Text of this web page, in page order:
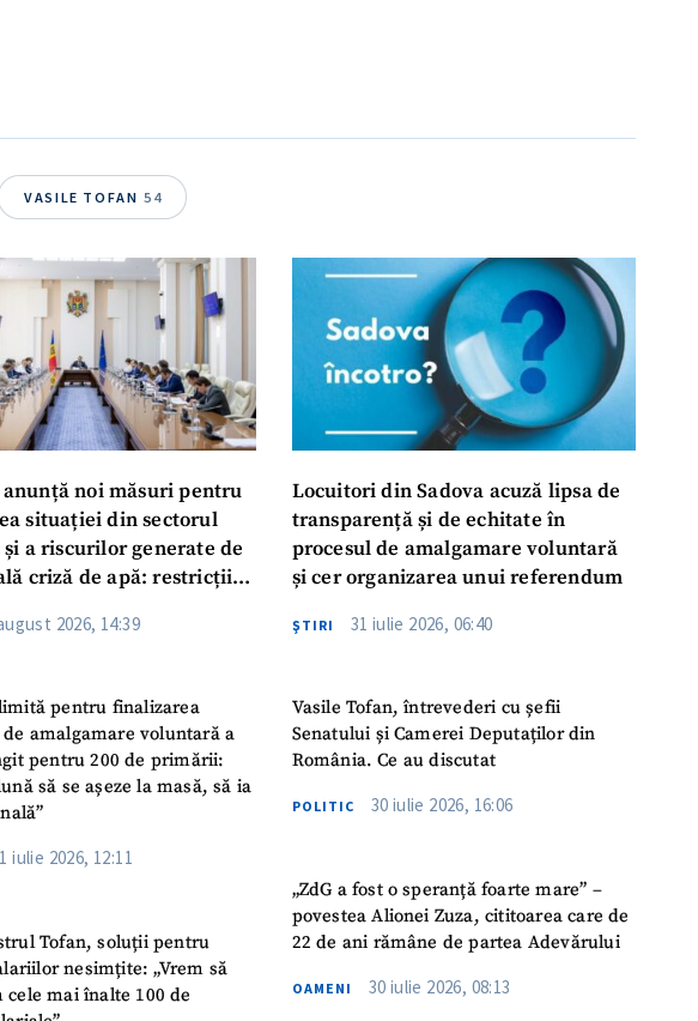
VASILE TOFAN 54
noi măsuri pentru
situației din sectorul
a riscurilor generate de
criză de apă: restricții
2026, 14:39
pentru finalizarea
amalgamare voluntară a
pentru 200 de primării:
să se așeze la masă, să ia
iulie 2026, 12:11
Tofan, soluții pentru
nesimțite: „Vrem să
cele mai înalte 100 de
Locuitori din Sadova acuză lipsa de
transparență și de echitate în
procesul de amalgamare voluntară
și cer organizarea unui referendum
ŞTIRI 31 iulie 2026, 06:40
Vasile Tofan, întrevederi cu șefii
Senatului și Camerei Deputaților din
România. Ce au discutat
POLITIC 30 iulie 2026, 16:06
„ZdG a fost o speranță foarte mare” –
povestea Alionei Zuza, cititoarea care de
22 de ani rămâne de partea Adevărului
OAMENI 30 iulie 2026, 08:13